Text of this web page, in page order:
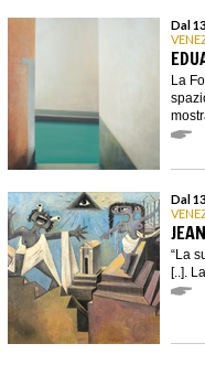
Dal
La
Dal
“La
[..].